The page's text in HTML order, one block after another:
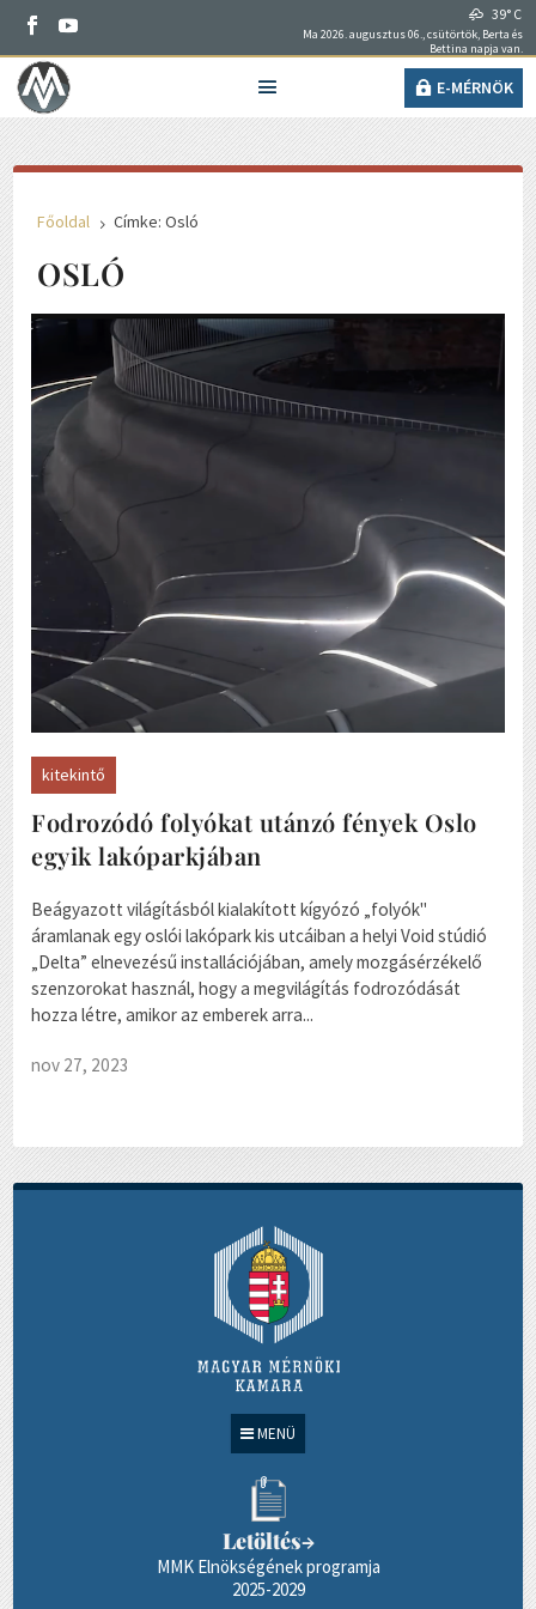
39° C
Ma 2026. augusztus 06., csütörtök, Berta és
Bettina napja van.
E-MÉRNÖK
MENÜ
Letöltés→
MMK Elnökségének programja
2025-2029
Főoldal 5 Címke: Osló
OSLÓ
kitekintő
Fodrozódó folyókat utánzó fények Oslo
egyik lakóparkjában
Beágyazott világításból kialakított kígyózó „folyók"
áramlanak egy oslói lakópark kis utcáiban a helyi Void stúdió
„Delta” elnevezésű installációjában, amely mozgásérzékelő
szenzorokat használ, hogy a megvilágítás fodrozódását
hozza létre, amikor az emberek arra...
nov 27, 2023